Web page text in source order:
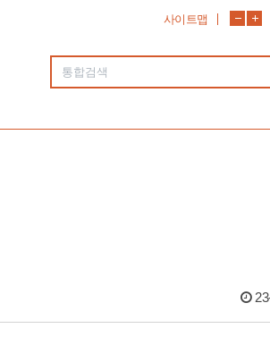
사이트맵